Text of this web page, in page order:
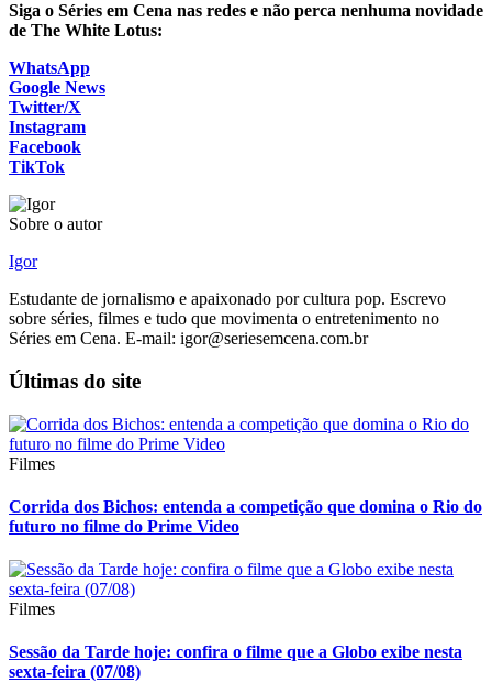
Siga o Séries em Cena nas redes e não perca nenhuma novidade
de The White Lotus:
WhatsApp
Google News
Twitter/X
Instagram
Facebook
TikTok
Sobre o autor
Igor
Estudante de jornalismo e apaixonado por cultura pop. Escrevo
sobre séries, filmes e tudo que movimenta o entretenimento no
Séries em Cena. E-mail: igor@seriesemcena.com.br
Últimas do site
Filmes
Corrida dos Bichos: entenda a competição que domina o Rio do
futuro no filme do Prime Video
Filmes
Sessão da Tarde hoje: confira o filme que a Globo exibe nesta
sexta-feira (07/08)